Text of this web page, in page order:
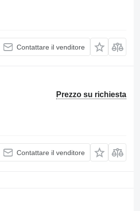
Contattare il venditore
Prezzo su richiesta
Contattare il venditore